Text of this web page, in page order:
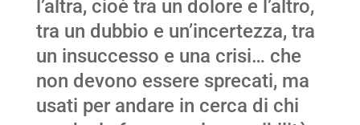
l’altra, cioè tra un dolore e l’altro,
tra un dubbio e un’incertezza, tra
un insuccesso e una crisi… che
non devono essere sprecati, ma
usati per andare in cerca di chi